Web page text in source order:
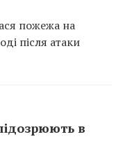
пожежа на
після атаки
в